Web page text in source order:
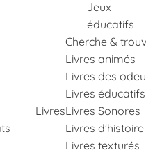
Jeux
éducatifs
Livres
Cherche &
Livres animés
Livres des
Livres éducatifs
Livres Sonores
Livres d'histoire
Livres texturés